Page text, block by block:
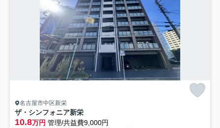
名古屋市中区新栄
ザ・シンフォニア新栄
10.8万円 管理/共益費9,000円